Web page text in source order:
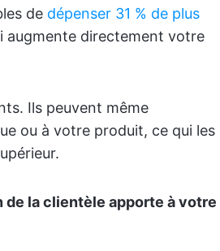
de dépenser 31 % de plus
augmente directement votre
Ils peuvent même
ou à votre produit, ce qui les
la clientèle apporte à votre